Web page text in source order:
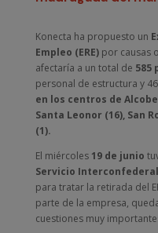
Konecta ha propuesto un
Empleo (ERE)por causas
afectaría a un total de 585
personal de estructura y
en los centros de
Santa Leonor (16), San
(1).
El miércoles 19 de junio
Servicio
para tratar la retirada del
parte de la empresa,
cuestiones muy